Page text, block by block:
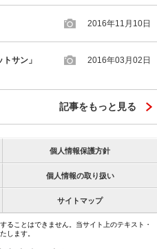
2016年11月10日
サン」
2016年03月02日
記事をもっと見る
個人情報保護方針
個人情報の取り扱い
サイトマップ
ることはできません。当サイト上のテキスト・
します。